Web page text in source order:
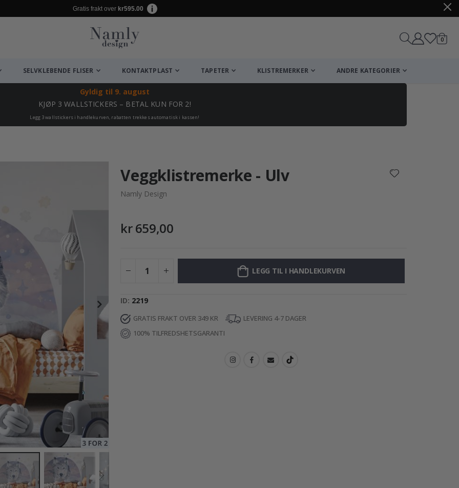
Gratis frakt over kr595.00
0varer
SELVKLEBENDE FLISER KONTAKTPLAST TAPETER KLISTREMERKER ANDRE KATEGORIER
Gyldig til 9. august
KJØP 3 WALLSTICKERS – BETAL KUN FOR 2!
Legg 3 wallstickers i handlekurven, rabatten trekkes automatisk i kassen!
/ Blå
Veggklistremerke - Ulv
Namly Design
kr 659,00
LEGG TIL I HANDLEKURVEN
ID 2219
GRATIS FRAKT OVER 349 KR
LEVERING 4-7 DAGER
100% TILFREDSHETSGARANTI